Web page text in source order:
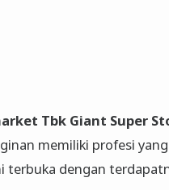
Tbk Giant Super
memiliki profesi
terbuka dengan